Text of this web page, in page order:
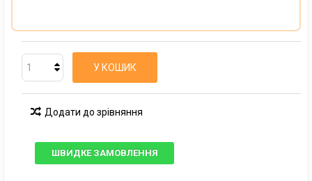
У КОШИК
Додати до зрівняння
ШВИДКЕ ЗАМОВЛЕННЯ